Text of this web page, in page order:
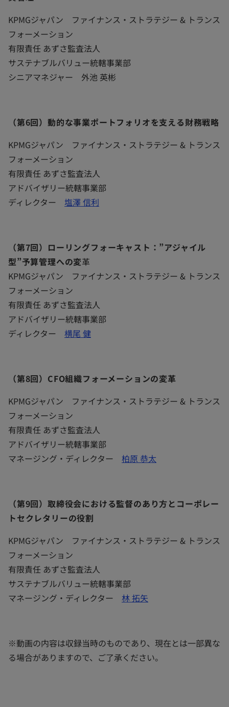
KPMGジャパン ファイナンス・ストラテジー & トランス
フォーメーション
有限責任 あずさ監査法人
サステナブルバリュー統轄事業部
シニアマネジャー 外池 英彬
（第6回）動的な事業ポートフォリオを支える財務戦略
KPMGジャパン ファイナンス・ストラテジー & トランス
フォーメーション
有限責任 あずさ監査法人
アドバイザリー統轄事業部
ディレクター 塩澤 信利
（第7回）ローリングフォーキャスト：”アジャイル
型”予算管理への変革
KPMGジャパン ファイナンス・ストラテジー & トランス
フォーメーション
有限責任 あずさ監査法人
アドバイザリー統轄事業部
ディレクター 横尾 健
（第8回）CFO組織フォーメーションの変革​
KPMGジャパン ファイナンス・ストラテジー & トランス
フォーメーション
有限責任 あずさ監査法人
アドバイザリー統轄事業部
マネージング・ディレクター 柏原 恭太
（第9回）取締役会における監督のあり方とコーポレー
トセクレタリーの役割
​KPMGジャパン ファイナンス・ストラテジー & トランス
フォーメーション
有限責任 あずさ監査法人
サステナブルバリュー統轄事業部
マネージング・ディレクター 林 拓矢
※動画の内容は収録当時のものであり、現在とは一部異な
る場合がありますので、ご了承ください。